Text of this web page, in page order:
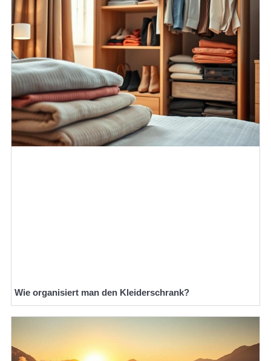
Wie organisiert man den Kleiderschrank?